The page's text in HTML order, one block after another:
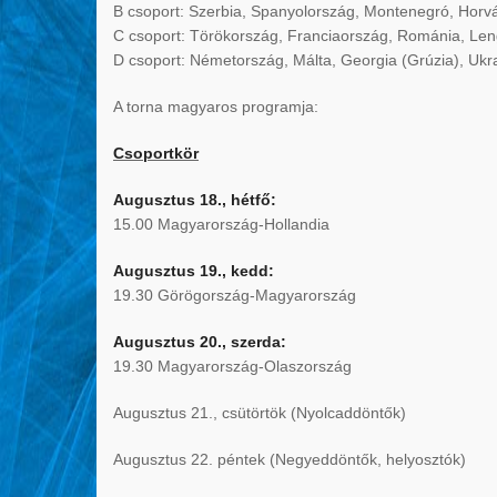
B csoport: Szerbia, Spanyolország, Montenegró,
C csoport: Törökország, Franciaország, Románia,
D csoport: Németország, Málta, Georgia (Grúzia),
A torna magyaros programja:
Csoportkör
Augusztus 18., hétfő:
15.00 Magyarország-Hollandia
Augusztus 19., kedd:
19.30 Görögország-Magyarország
Augusztus 20., szerda:
19.30 Magyarország-Olaszország
Augusztus 21., csütörtök (Nyolcaddöntők)
Augusztus 22. péntek (Negyeddöntők, helyosztók)